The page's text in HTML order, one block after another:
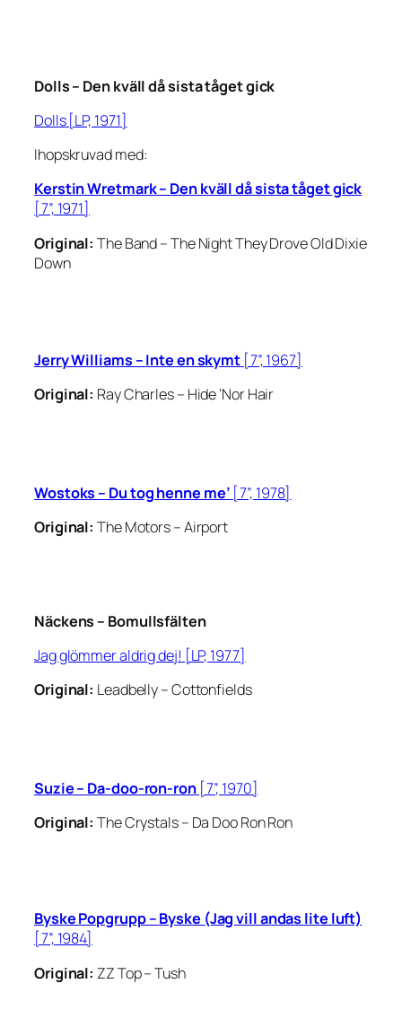
Dolls – Den kväll då sista tåget gick
Dolls[LP, 1971]
Ihopskruvad med:
Kerstin Wretmark – Den kväll då sista tåget gick
[7”, 1971]
Original: The Band –The Night They Drove Old Dixie
Down
Jerry Williams –Inte en skymt [7”, 1967]
Original: Ray Charles – Hide ‘Nor Hair
Wostoks – Du tog henne me’ [7”, 1978]
Original: The Motors –Airport
Näckens – Bomullsfälten
Jag glömmer aldrig dej! [LP, 1977]
Original: Leadbelly –Cottonfields
Suzie – Da-doo-ron-ron[7”, 1970]
Original: The Crystals – Da Doo Ron Ron
Byske Popgrupp –Byske (Jag vill andas lite luft)
[7”, 1984]
Original: ZZ Top –Tush